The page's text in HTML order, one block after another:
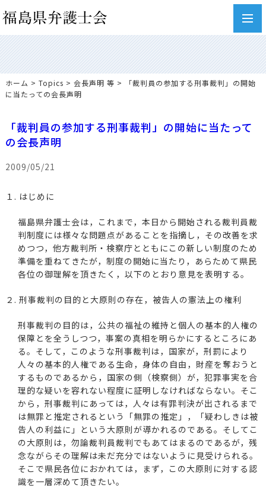
ホーム > Topics > 会長声明 等 > 「裁判員の参加する刑事裁判」の開始
に当たっての会長声明
「裁判員の参加する刑事裁判」の開始に当たって
の会長声明
2009/05/21
１. はじめに
福島県弁護士会は，これまで，本日から開始される裁判員裁
判制度には様々な問題点があることを指摘し，その改善を求
めつつ，他方裁判所・検察庁とともにこの新しい制度のため
準備を重ねてきたが，制度の開始に当たり，あらためて県民
各位の御理解を頂きたく，以下のとおり意見を表明する。
２. 刑事裁判の目的と大原則の存在，被告人の憲法上の権利
刑事裁判の目的は，公共の福祉の維持と個人の基本的人権の
保障とを全うしつつ，事案の真相を明らかにするところにあ
る。そして，このような刑事裁判は，国家が，刑罰により
人々の基本的人権である生命，身体の自由，財産を奪おうと
するものであるから，国家の側（検察側）が，犯罪事実を合
理的な疑いを容れない程度に証明しなければならない。そこ
から，刑事裁判にあっては，人々は有罪判決が出されるまで
は無罪と推定されるという「無罪の推定」，「疑わしきは被
告人の利益に」という大原則が導かれるのである。そしてこ
の大原則は，勿論裁判員裁判でもあてはまるのであるが，残
念ながらその理解は未だ充分ではないように見受けられる。
そこで県民各位におかれては，まず，この大原則に対する認
識を一層深めて頂きたい。